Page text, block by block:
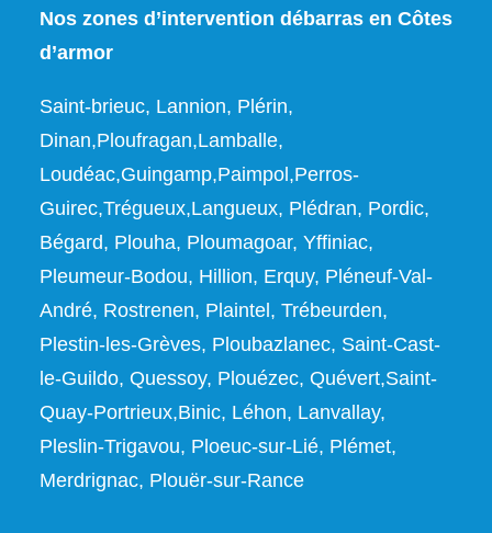
Nos zones d’intervention débarras en Côtes
d’armor
Saint-brieuc, Lannion, Plérin,
Dinan,Ploufragan,Lamballe,
Loudéac,Guingamp,Paimpol,Perros-
Guirec,Trégueux,Langueux, Plédran, Pordic,
Bégard, Plouha, Ploumagoar, Yffiniac,
Pleumeur-Bodou, Hillion, Erquy, Pléneuf-Val-
André, Rostrenen, Plaintel, Trébeurden,
Plestin-les-Grèves, Ploubazlanec, Saint-Cast-
le-Guildo, Quessoy, Plouézec, Quévert,Saint-
Quay-Portrieux,Binic, Léhon, Lanvallay,
Pleslin-Trigavou, Ploeuc-sur-Lié, Plémet,
Merdrignac, Plouër-sur-Rance